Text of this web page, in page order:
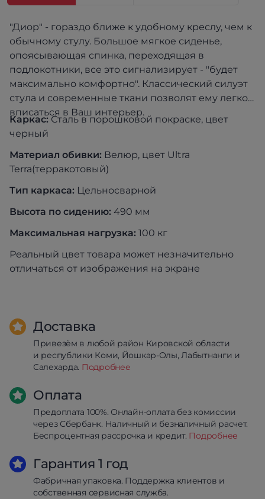
"Диор" - гораздо ближе к удобному креслу, чем к
обычному стулу. Большое мягкое сиденье,
опоясывающая спинка, переходящая в
подлокотники, все это сигнализирует - "будет
максимально комфортно". Классический силуэт
стула и современные ткани позволят ему легко
вписаться в Ваш интерьер.
Каркас:Сталь в порошковой покраске, цвет
черный
Материал обивки: Велюр, цвет Ultra
Terra(терракотовый)
Тип каркаса: Цельносварной
Высота по сидению: 490 мм
Максимальная нагрузка: 100 кг
Реальный цвет товара может незначительно
отличаться от изображения на экране
Доставка
Привезём в любой район Кировской области
и республики Коми, Йошкар-Олы, Лабытнанги и
Салехарда. Подробнее
Оплата
Предоплата 100%. Онлайн-оплата без комиссии
через Сбербанк. Наличный и безналичный расчет.
Беспроцентная рассрочка и кредит. Подробнее
Гарантия 1 год
Фабричная упаковка. Поддержка клиентов и
собственная сервисная служба.